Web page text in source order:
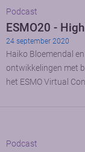
Podcast
ESMO20 -
24 september 2020
Haiko Bloemendal
ontwikkelingen met
het ESMO Virtual
Podcast